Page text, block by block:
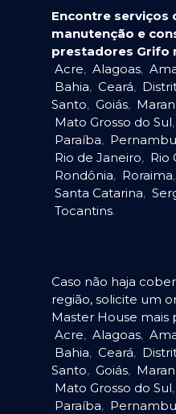
Encontre serviços
manutenção e
prestadores Grifo
Acre, Alagoas,
Bahia, Ceará,
Santo, Goiás,
Mato Grosso do Sul,
Paraíba,
Rio de Janeiro, Rio
Rondônia, Roraima,
Santa Catarina,
Tocantins.
Caso não haja
região, solicite um
Master House mais
Acre, Alagoas,
Bahia, Ceará,
Santo, Goiás,
Mato Grosso do Sul,
Paraíba,